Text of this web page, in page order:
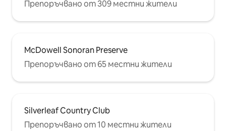
Препоръчвано от 309 местни жители
McDowell Sonoran Preserve
Препоръчвано от 65 местни жители
Silverleaf Country Club
Препоръчвано от 10 местни жители